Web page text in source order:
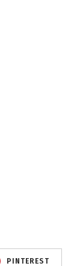
PINTEREST